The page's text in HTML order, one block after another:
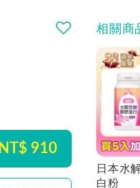
NT$ 910
相關商
日本水
白粉